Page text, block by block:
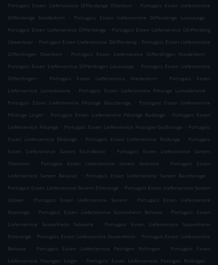
Portugais Essen Lieferservice Differdange Oberkorn . Portugais Essen Lieferservice
Differdange Niederkorn
. Portugais Essen Lieferservice Differdange Lasauvage
.
Portugais Essen Lieferservice Differdange . Portugais Essen Lieferservice Déifferdeng
Uewerkuer . Portugais Essen Lieferservice Déifferdeng . Portugais Essen Lieferservice
Differdingen Oberkorn
. Portugais Essen Lieferservice Differdingen Niederkorn
.
Portugais Essen Lieferservice Differdingen Lasauvage . Portugais Essen Lieferservice
Differdingen
. Portugais Essen Lieferservice Niederkorn .
Portugais Essen
Lieferservice Lamadelaine
. Portugais Essen Lieferservice Pétange Lamadelaine
.
Portugais Essen Lieferservice Pétange Bascharage
. Portugais Essen Lieferservice
Pétange Linger . Portugais Essen Lieferservice Pétange Rodange . Portugais Essen
Lieferservice Pétange . Portugais Essen Lieferservice Hussigny-Godbrange . Portugais
Essen Lieferservice Rédange
. Portugais Essen Lieferservice Rodange . Portugais
Essen Lieferservice Sanem Esch-Belval
.
Portugais Essen Lieferservice Sanem
Oberkorn
. Portugais Essen Lieferservice Sanem Soleuvre .
Portugais Essen
Lieferservice Sanem Belvaux
. Portugais Essen Lieferservice Sanem Bascharage
.
Portugais Essen Lieferservice Sanem Ehlerange . Portugais Essen Lieferservice Sanem
Zolwer
. Portugais Essen Lieferservice Sanem .
Portugais Essen Lieferservice
Russange
. Portugais Essen Lieferservice Sassenheim Belvaux . Portugais Essen
Lieferservice Sassenheim Soleuvre
.
Portugais Essen Lieferservice Sassenheim
Ehlerange . Portugais Essen Lieferservice Sassenheim . Portugais Essen Lieferservice
Belvaux
. Portugais Essen Lieferservice Petingen Rollingen .
Portugais Essen
Lieferservice Petingen Linger
. Portugais Essen Lieferservice Petingen Rodingen
.